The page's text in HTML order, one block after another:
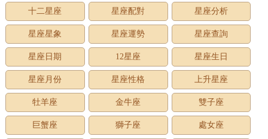
十二星座 星座配對 星座分析
星座星象 星座運勢 星座查詢
星座日期 12星座 星座生日
星座月份 星座性格 上升星座
牡羊座 金牛座 雙子座
巨蟹座 獅子座 處女座